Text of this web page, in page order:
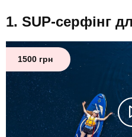
SUP-серфінг
1500 грн